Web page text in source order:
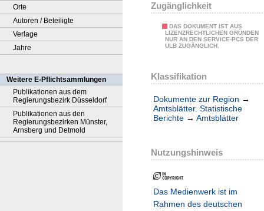
Orte
Autoren / Beteiligte
Verlage
Jahre
Weitere E-Pflichtsammlungen
Publikationen aus dem
Regierungsbezirk Düsseldorf
Publikationen aus den
Regierungsbezirken Münster,
Arnsberg und Detmold
Zugänglichkeit
DAS DOKUMENT IST AUS
LIZENZRECHTLICHEN GRÜNDEN
NUR AN DEN SERVICE-PCS DER
ULB ZUGÄNGLICH.
Klassifikation
Dokumente zur Region →
Amtsblätter. Statistische
Berichte → Amtsblätter
Nutzungshinweis
Das Medienwerk ist im
Rahmen des deutschen